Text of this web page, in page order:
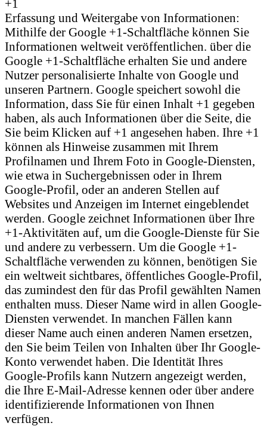
+1
Erfassung und Weitergabe von Informationen:
Mithilfe der Google +1-Schaltfläche können Sie
Informationen weltweit veröffentlichen. über die
Google +1-Schaltfläche erhalten Sie und andere
Nutzer personalisierte Inhalte von Google und
unseren Partnern. Google speichert sowohl die
Information, dass Sie für einen Inhalt +1 gegeben
haben, als auch Informationen über die Seite, die
Sie beim Klicken auf +1 angesehen haben. Ihre +1
können als Hinweise zusammen mit Ihrem
Profilnamen und Ihrem Foto in Google-Diensten,
wie etwa in Suchergebnissen oder in Ihrem
Google-Profil, oder an anderen Stellen auf
Websites und Anzeigen im Internet eingeblendet
werden. Google zeichnet Informationen über Ihre
+1-Aktivitäten auf, um die Google-Dienste für Sie
und andere zu verbessern. Um die Google +1-
Schaltfläche verwenden zu können, benötigen Sie
ein weltweit sichtbares, öffentliches Google-Profil,
das zumindest den für das Profil gewählten Namen
enthalten muss. Dieser Name wird in allen Google-
Diensten verwendet. In manchen Fällen kann
dieser Name auch einen anderen Namen ersetzen,
den Sie beim Teilen von Inhalten über Ihr Google-
Konto verwendet haben. Die Identität Ihres
Google-Profils kann Nutzern angezeigt werden,
die Ihre E-Mail-Adresse kennen oder über andere
identifizierende Informationen von Ihnen
verfügen.